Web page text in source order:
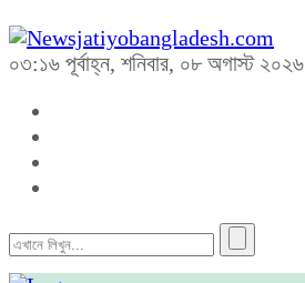
০৩:১৬ পূর্বাহ্ন, শনিবার, ০৮ অগাস্ট ২০২৬